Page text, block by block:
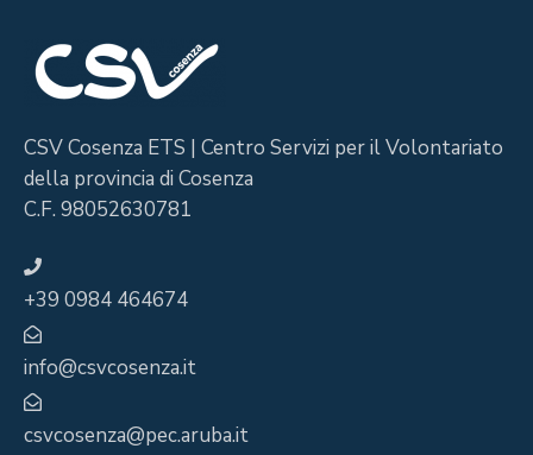
CSV Cosenza ETS | Centro Servizi per il Volontariato
della provincia di Cosenza
C.F. 98052630781
+39 0984 464674
info@csvcosenza.it
csvcosenza@pec.aruba.it